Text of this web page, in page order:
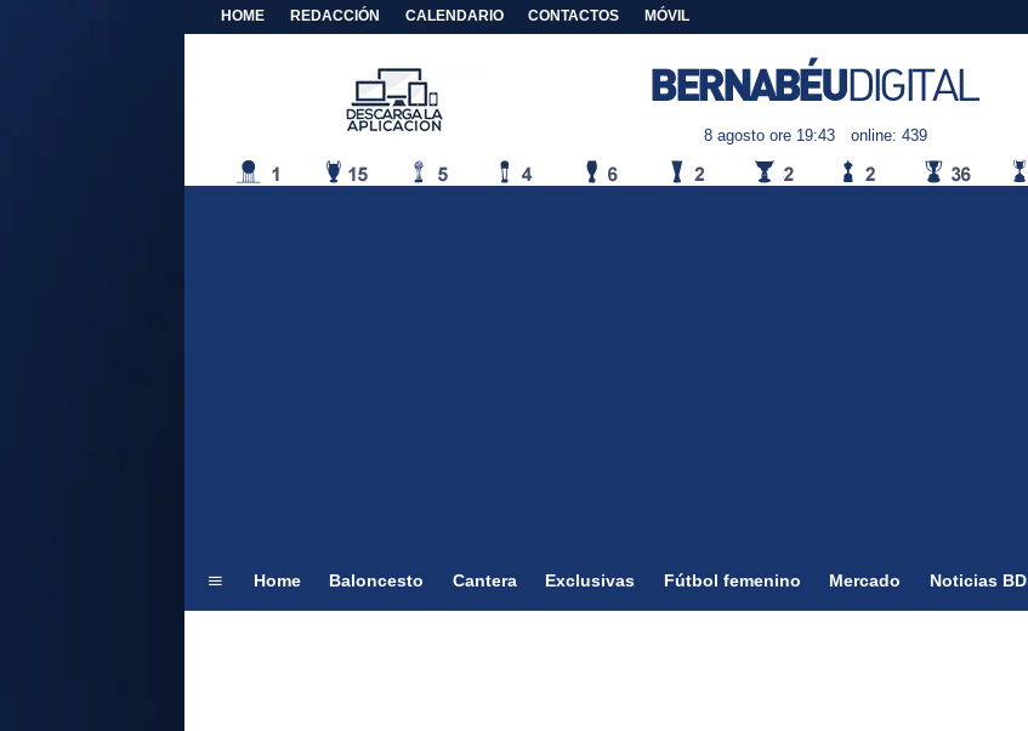
HOME REDACCIÓN CALENDARIO CONTACTOS MÓVIL
8 agosto ore 19:43 online: 439
Home Baloncesto Cantera Exclusivas Fútbol femenino Mercado Noticias BD